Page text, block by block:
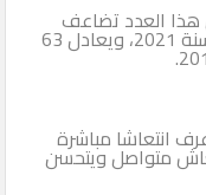
هذا العدد تضاعف
بأربع مرات مقارنة مع نفس الفترة من سنة 2021، ويعادل 63
انتعاشا مباشرة
متواصل ويتحسن